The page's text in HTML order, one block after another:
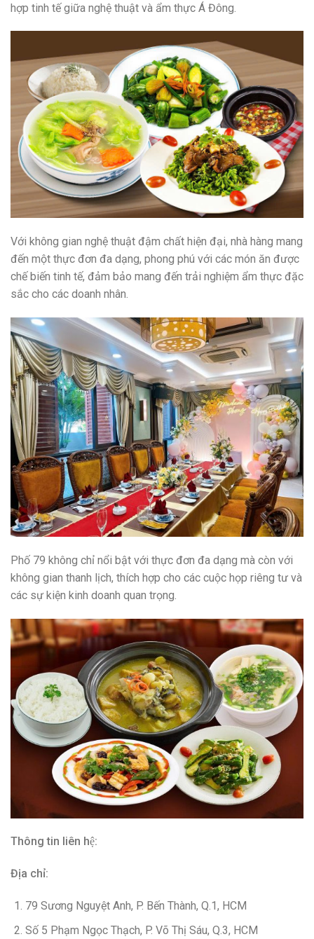
hợp tinh tế giữa nghệ thuật và ẩm thực Á Đông.
Với không gian nghệ thuật đậm chất hiện đại, nhà hàng mang
đến một thực đơn đa dạng, phong phú với các món ăn được
chế biến tinh tế, đảm bảo mang đến trải nghiệm ẩm thực đặc
sắc cho các doanh nhân.
Phố 79 không chỉ nổi bật với thực đơn đa dạng mà còn với
không gian thanh lịch, thích hợp cho các cuộc họp riêng tư và
các sự kiện kinh doanh quan trọng.
Thông tin liên hệ:
Địa chỉ:
79 Sương Nguyệt Anh, P. Bến Thành, Q.1, HCM
Số 5 Phạm Ngọc Thạch, P. Võ Thị Sáu, Q.3, HCM